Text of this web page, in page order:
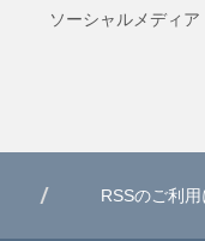
ソーシャルメディア
RSSのご利